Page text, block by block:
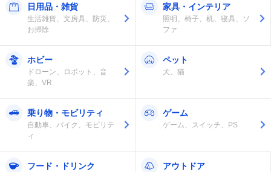
日用品・雑貨
生活雑貨、文房具、防災、
お掃除
家具・インテリア
照明、椅子、机、寝具、ソ
ファ
ホビー
ドローン、ロボット、音
楽、VR
ペット
犬、猫
乗り物・モビリティ
自動車、バイク、モビリテ
ィ
ゲーム
ゲーム、スイッチ、PS
フード・ドリンク アウトドア